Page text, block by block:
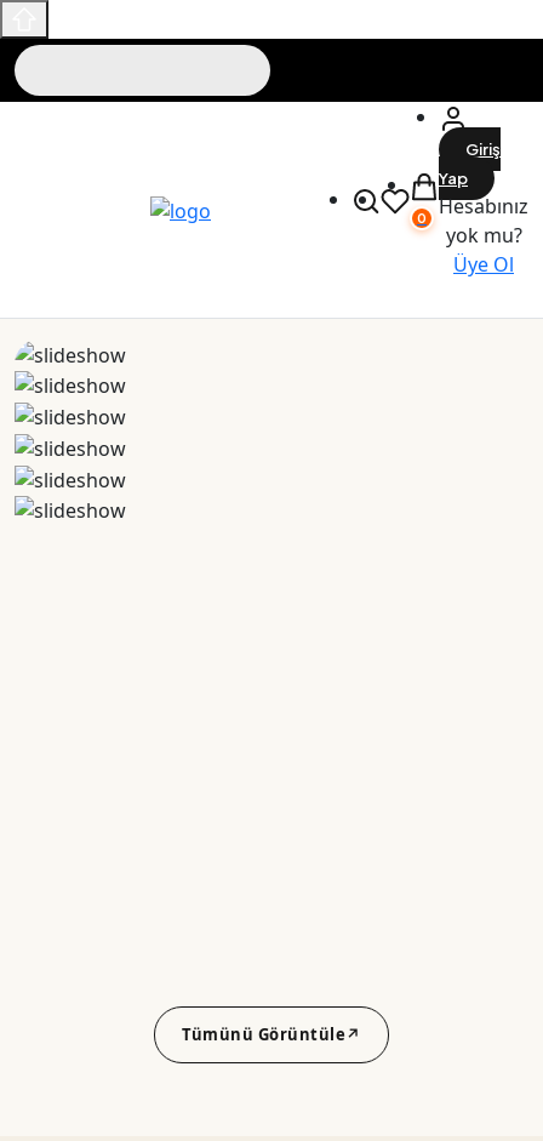
0
Giriş
Yap
Hesabınız
yok mu?
Üye Ol
Maslak Outlet
Tümünü Görüntüle↗